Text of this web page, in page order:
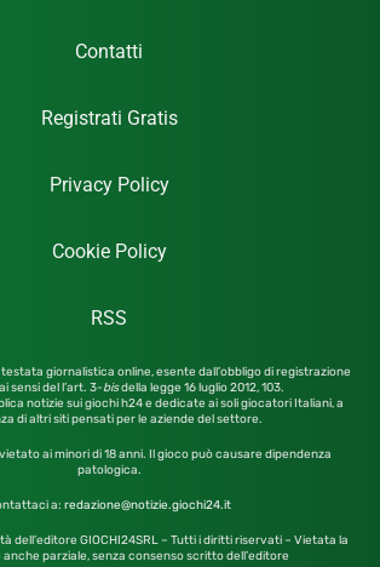
Contatti
Registrati Gratis
Privacy Policy
Cookie Policy
RSS
giornalistica online, esente dall’obbligo di registrazione
sensi del l’art. 3-bisdella legge 16 luglio 2012,103.
notizie sui giochi h24 e dedicate ai soli giocatori Italiani, a
di altri siti pensati per le aziende del settore.
ai minori di 18 anni. Il gioco può causare dipendenza
patologica.
a: redazione@notizie.giochi24.it
dell’editore GIOCHI24SRL – Tutti i diritti riservati – Vietata la
parziale, senza consenso scritto dell’editore